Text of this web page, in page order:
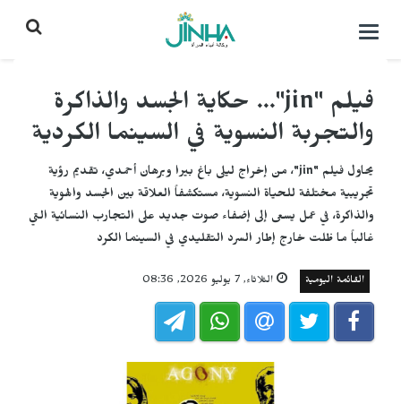
التحكم
فيلم "jin"... حكاية الجسد والذاكرة
والتجربة النسوية في السينما الكردية
يحاول فيلم "jin"، من إخراج ليلى باغ بيرا وبرهان أحمدي، تقديم رؤية
تجريبية مختلفة للحياة النسوية، مستكشفاً العلاقة بين الجسد والهوية
والذاكرة، في عمل يسعى إلى إضفاء صوت جديد على التجارب النسائية التي
غالباً ما ظلت خارج إطار السرد التقليدي في السينما الكرد
القائمة اليومية الثلاثاء, 7 يوليو 2026, 08:36